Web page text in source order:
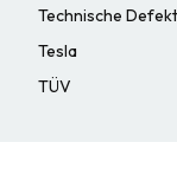
Technische
Tesla
TÜV